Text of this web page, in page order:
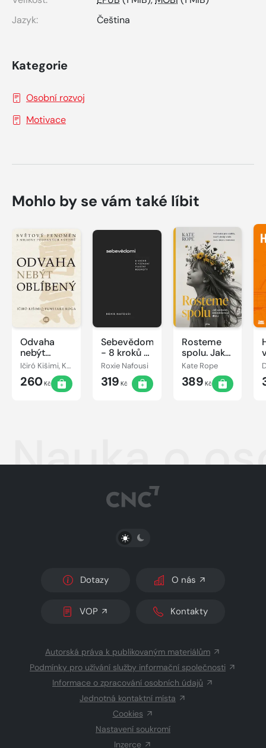
Jazyk:
Čeština
Kategorie
Osobní rozvoj
Motivace
Mohlo by se vám také líbit
Odvaha
nebýt
oblíbený
Ičiró Kišimi, Koga Fumitake
260Kč
Sebevědomí
- 8 kroků k
poznání
vlastní
hodnoty
Roxie Nafousi
319 Kč
Rosteme
spolu. Jak
vychovat
sebevědomou
dívku
Kate Rope
389 Kč
Nauka o
PŘEPNOUT SVĚTLÝ/TMAVÝ REŽIM
Dotazy O nás
VOP Kontakty
Autorská práva k publikovaným materiálům
Podmínky pro užívání služby informační společnosti
Informace o zpracování osobních údajů
Jednotná kontaktní místa
Cookies
Nastavení soukromí
Inzerce